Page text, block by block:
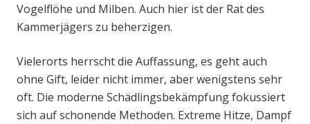
Vogelflöhe und Milben. Auch hier ist der Rat des
Kammerjägers zu beherzigen.
Vielerorts herrscht die Auffassung, es geht auch
ohne Gift, leider nicht immer, aber wenigstens sehr
oft. Die moderne Schädlingsbekämpfung fokussiert
sich auf schonende Methoden. Extreme Hitze, Dampf